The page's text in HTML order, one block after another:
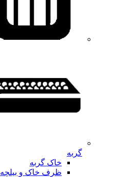
گربه
خاک گربه
ظرف خاک و بیلچه